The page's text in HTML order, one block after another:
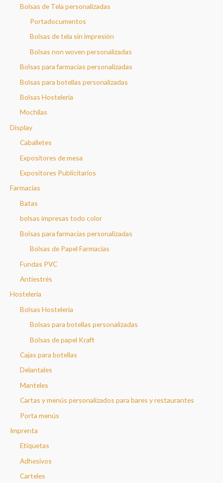
Bolsas de Tela personalizadas
Portadocumentos
Bolsas de tela sin impresión
Bolsas non woven personalizadas
Bolsas para farmacias personalizadas
Bolsas para botellas personalizadas
Bolsas Hostelería
Mochilas
Display
Caballetes
Expositores de mesa
Expositores Publicitarios
Farmacias
Batas
bolsas impresas todo color
Bolsas para farmacias personalizadas
Bolsas de Papel Farmacias
Fundas PVC
Antiestrés
Hostelería
Bolsas Hostelería
Bolsas para botellas personalizadas
Bolsas de papel Kraft
Cajas para botellas
Delantales
Manteles
Cartas y menús personalizados para bares y restaurantes
Porta menús
Imprenta
Etiquetas
Adhesivos
Carteles